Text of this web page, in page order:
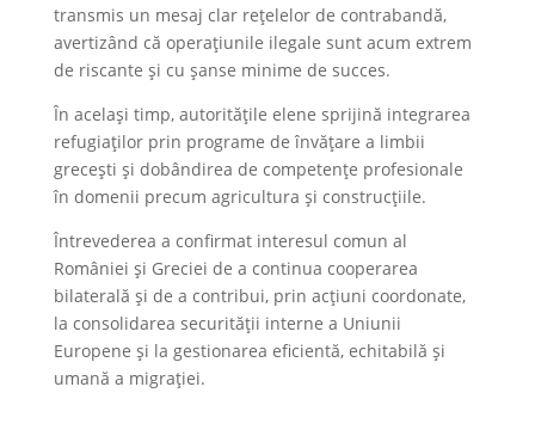
transmis un mesaj clar rețelelor de contrabandă,
avertizând că operațiunile ilegale sunt acum extrem
de riscante și cu șanse minime de succes.
În același timp, autoritățile elene sprijină integrarea
refugiaților prin programe de învățare a limbii
grecești și dobândirea de competențe profesionale
în domenii precum agricultura și construcțiile.
Întrevederea a confirmat interesul comun al
României și Greciei de a continua cooperarea
bilaterală și de a contribui, prin acțiuni coordonate,
la consolidarea securității interne a Uniunii
Europene și la gestionarea eficientă, echitabilă și
umană a migrației.